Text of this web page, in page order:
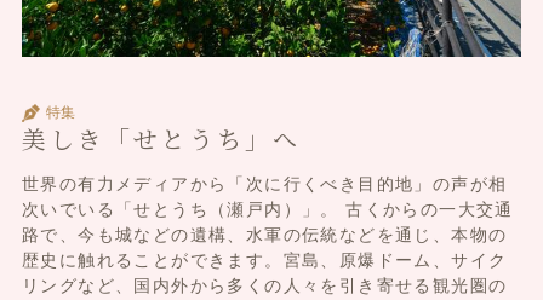
特集
美しき「せとうち」へ
世界の有力メディアから「次に行くべき目的地」の声が相
次いでいる「せとうち（瀬戸内）」。 古くからの一大交通
路で、今も城などの遺構、水軍の伝統などを通じ、本物の
歴史に触れることができます。宮島、原爆ドーム、サイク
リングなど、国内外から多くの人々を引き寄せる観光圏の